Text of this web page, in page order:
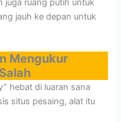
juga ruang putih untuk
jauh ke depan untuk
Mengukur
hebat di luaran sana
situs pesaing, alat itu